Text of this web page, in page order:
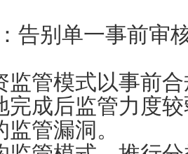
告别单一事前审
监管模式以事前
完成后监管力度
管漏洞。